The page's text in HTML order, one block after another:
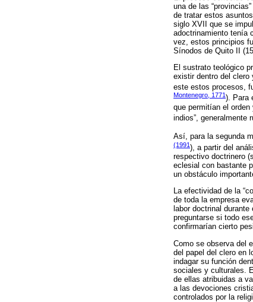
una de las
de tratar estos
siglo XVII que se
adoctrinamiento tenía
vez, estos principios
Sínodos de Quito II
El sustrato teológico
existir dentro del clero
este estos procesos,
Montenegro, 1771). Para
que permitían el
indios”, generalmente
Así, para la segunda
(1991), a partir del
respectivo doctrinero
eclesial con bastante
un obstáculo
La efectividad de la
de toda la empresa
labor doctrinal
preguntarse si todo
confirmarían cierto
Como se observa del
del papel del clero en
indagar su función
sociales y culturales.
de ellas atribuidas a
a las devociones
controlados por la